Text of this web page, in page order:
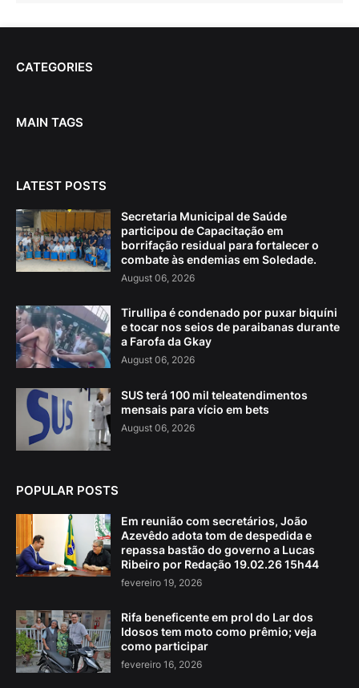
CATEGORIES
MAIN TAGS
LATEST POSTS
Secretaria Municipal de Saúde
participou de Capacitação em
borrifação residual para fortalecer o
combate às endemias em Soledade.
August 06, 2026
Tirullipa é condenado por puxar biquíni
e tocar nos seios de paraibanas durante
a Farofa da Gkay
August 06, 2026
SUS terá 100 mil teleatendimentos
mensais para vício em bets
August 06, 2026
POPULAR POSTS
Em reunião com secretários, João
Azevêdo adota tom de despedida e
repassa bastão do governo a Lucas
Ribeiro por Redação 19.02.26 15h44
fevereiro 19, 2026
Rifa beneficente em prol do Lar dos
Idosos tem moto como prêmio; veja
como participar
fevereiro 16, 2026